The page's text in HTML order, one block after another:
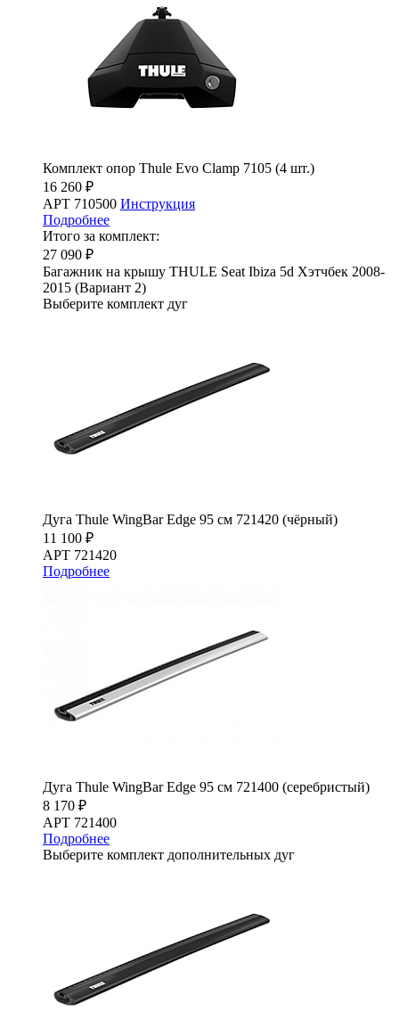
Комплект опор Thule Evo Clamp 7105 (4 шт.)
16 260 ₽
АРТ 710500 Инструкция
Подробнее
Итого за комплект:
27 090 ₽
Багажник на крышу THULE Seat Ibiza 5d Хэтчбек 2008-
2015 (Вариант 2)
Выберите комплект дуг
Дуга Thule WingBar Edge 95 см 721420 (чёрный)
11 100 ₽
АРТ 721420
Подробнее
Дуга Thule WingBar Edge 95 см 721400 (серебристый)
8 170 ₽
АРТ 721400
Подробнее
Выберите комплект дополнительных дуг